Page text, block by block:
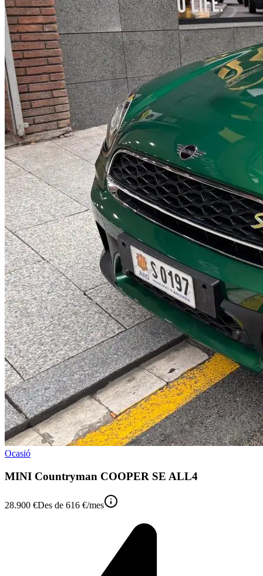
Ocasió
MINI Countryman COOPER SE ALL4
28.900 €Des de 616 €/mes